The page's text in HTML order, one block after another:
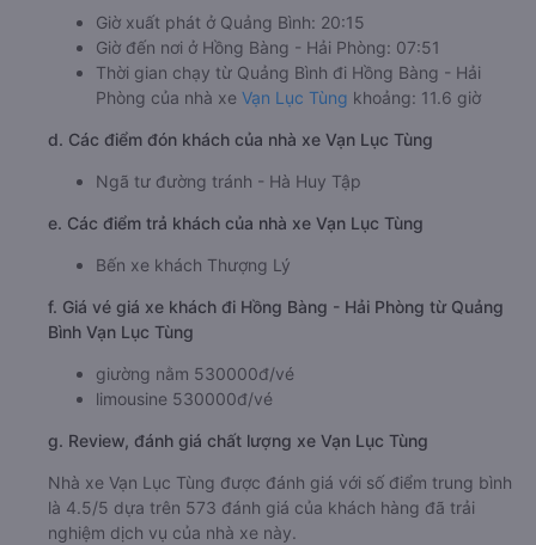
Giờ xuất phát ở Quảng Bình: 20:15
Giờ đến nơi ở Hồng Bàng - Hải Phòng: 07:51
Thời gian chạy từ Quảng Bình đi Hồng Bàng - Hải
Phòng của nhà xe Vạn Lục Tùng khoảng: 11.6 giờ
d. Các điểm đón khách của nhà xe Vạn Lục Tùng
Ngã tư đường tránh - Hà Huy Tập
e. Các điểm trả khách của nhà xe Vạn Lục Tùng
Bến xe khách Thượng Lý
f. Giá vé giá xe khách đi Hồng Bàng - Hải Phòng từ Quảng
Bình Vạn Lục Tùng
giường nằm 530000đ/vé
limousine 530000đ/vé
g. Review, đánh giá chất lượng xe Vạn Lục Tùng
Nhà xe Vạn Lục Tùng được đánh giá với số điểm trung bình
là 4.5/5 dựa trên 573 đánh giá của khách hàng đã trải
nghiệm dịch vụ của nhà xe này.